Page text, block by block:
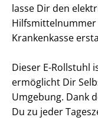
lasse Dir den
Hilfsmittelnummer
Krankenkasse
Dieser E-Rollstuhl
ermöglicht Dir
Umgebung. Dank
Du zu jeder